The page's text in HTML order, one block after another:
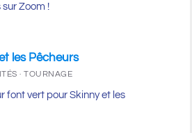
Zoom !
les Pêcheurs
· TOURNAGE
font vert pour Skinny et les